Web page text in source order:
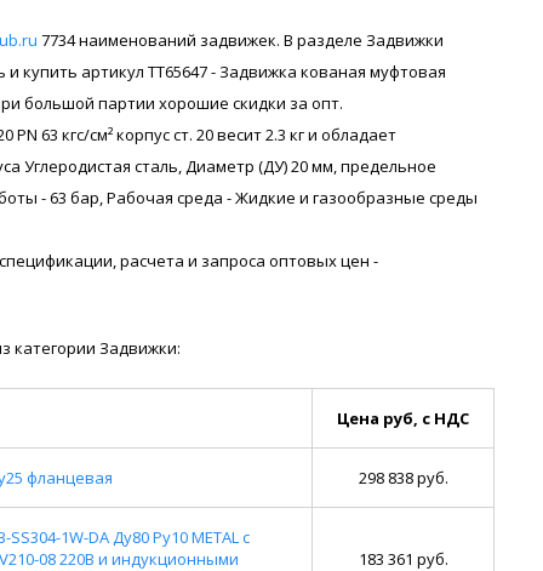
7734 наименований задвижек. В разделе Задвижки
купить артикул ТТ65647 - Задвижка кованая муфтовая
большой партии хорошие скидки за опт.
63 кгс/см² корпус ст. 20 весит 2.3 кг и обладает
Углеродистая сталь, Диаметр (ДУ) 20 мм, предельное
- 63 бар, Рабочая среда - Жидкие и газообразные среды
спецификации, расчета и запроса оптовых цен -
категории Задвижки:
Цена руб, с НДС
фланцевая 298 838 руб.
1W-DA Ду80 Ру10 METAL с
08 220В и индукционными
183 361 руб.